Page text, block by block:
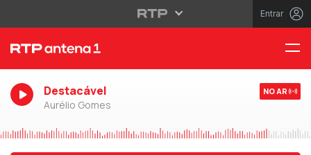
Entrar
Destacável
Aurélio Gomes
NO AR